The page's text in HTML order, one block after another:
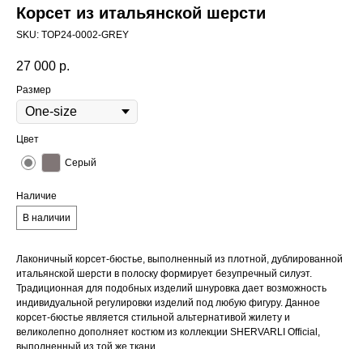
Корсет из итальянской шерсти
SKU: TOP24-0002-GREY
27 000 р.
Размер
Цвет
Серый
Наличие
В наличии
Лаконичный корсет-бюстье, выполненный из плотной, дублированной
итальянской шерсти в полоску формирует безупречный силуэт.
Традиционная для подобных изделий шнуровка дает возможность
индивидуальной регулировки изделий под любую фигуру. Данное
корсет-бюстье является стильной альтернативой жилету и
великолепно дополняет костюм из коллекции SHERVARLI Official,